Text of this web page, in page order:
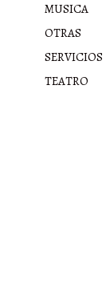
MUSICA
OTRAS
SERVICIOS
TEATRO